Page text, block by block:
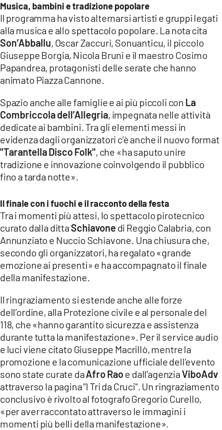
Musica, bambini e tradizione popolare
Il programma ha visto alternarsi artisti e gruppi legati
alla musica e allo spettacolo popolare. La nota cita
Son’Abballu, Oscar Zaccuri, Sonuanticu, il piccolo
Giuseppe Borgia, Nicola Bruni e il maestro Cosimo
Papandrea, protagonisti delle serate che hanno
animato Piazza Cannone.
Spazio anche alle famiglie e ai più piccoli con La
Combriccola dell’Allegria, impegnata nelle attività
dedicate ai bambini. Tra gli elementi messi in
evidenza dagli organizzatori c’è anche il nuovo format
"Tarantella Disco Folk", che «ha saputo unire
tradizione e innovazione coinvolgendo il pubblico
fino a tarda notte».
Il finale con i fuochi e il racconto della festa
Tra i momenti più attesi, lo spettacolo pirotecnico
curato dalla dittaSchiavone di Reggio Calabria, con
Annunziato e Nuccio Schiavone. Una chiusura che,
secondo gli organizzatori, ha regalato «grande
emozione ai presenti» e ha accompagnato il finale
della manifestazione.
Il ringraziamento si estende anche alle forze
dell’ordine, alla Protezione civile e al personale del
118, che «hanno garantito sicurezza e assistenza
durante tutta la manifestazione». Per il service audio
e luci viene citato Giuseppe Macrillò, mentre la
promozione e la comunicazione ufficiale dell’evento
sono state curate daAfro Raoe dall’agenziaViboAdv
attraverso la pagina "I Tri da Cruci". Un ringraziamento
conclusivo è rivolto al fotografo Gregorio Curello,
«per aver raccontato attraverso le immagini i
momenti più belli della manifestazione».